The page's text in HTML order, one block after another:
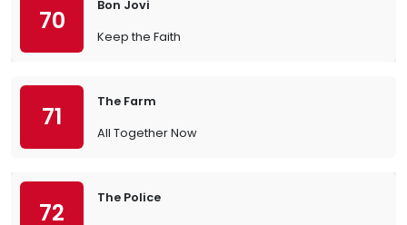
70
Bon Jovi
Keep the Faith
71
The Farm
All Together Now
72
The Police